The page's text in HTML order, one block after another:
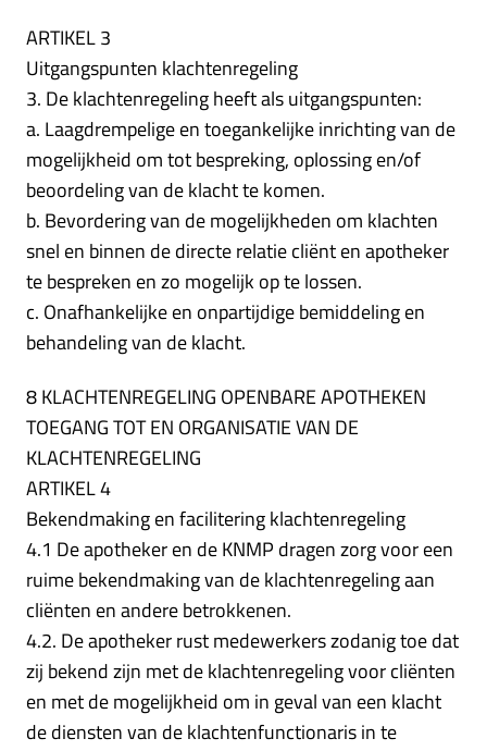
ARTIKEL 3
Uitgangspunten klachtenregeling
3. De klachtenregeling heeft als uitgangspunten:
a. Laagdrempelige en toegankelijke inrichting van de
mogelijkheid om tot bespreking, oplossing en/of
beoordeling van de klacht te komen.
b. Bevordering van de mogelijkheden om klachten
snel en binnen de directe relatie cliënt en apotheker
te bespreken en zo mogelijk op te lossen.
c. Onafhankelijke en onpartijdige bemiddeling en
behandeling van de klacht.
8 KLACHTENREGELING OPENBARE APOTHEKEN
TOEGANG TOT EN ORGANISATIE VAN DE
KLACHTENREGELING
ARTIKEL 4
Bekendmaking en facilitering klachtenregeling
4.1 De apotheker en de KNMP dragen zorg voor een
ruime bekendmaking van de klachtenregeling aan
cliënten en andere betrokkenen.
4.2. De apotheker rust medewerkers zodanig toe dat
zij bekend zijn met de klachtenregeling voor cliënten
en met de mogelijkheid om in geval van een klacht
de diensten van de klachtenfunctionaris in te